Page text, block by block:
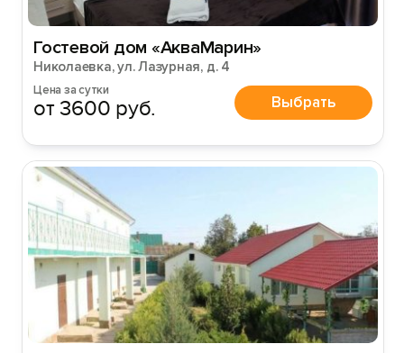
Гостевой дом «АкваМарин»
Николаевка, ул. Лазурная, д. 4
Цена за сутки
от 3600 руб. Выбрать